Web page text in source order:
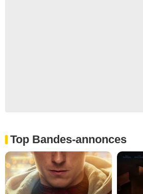
Top Bandes-annonces